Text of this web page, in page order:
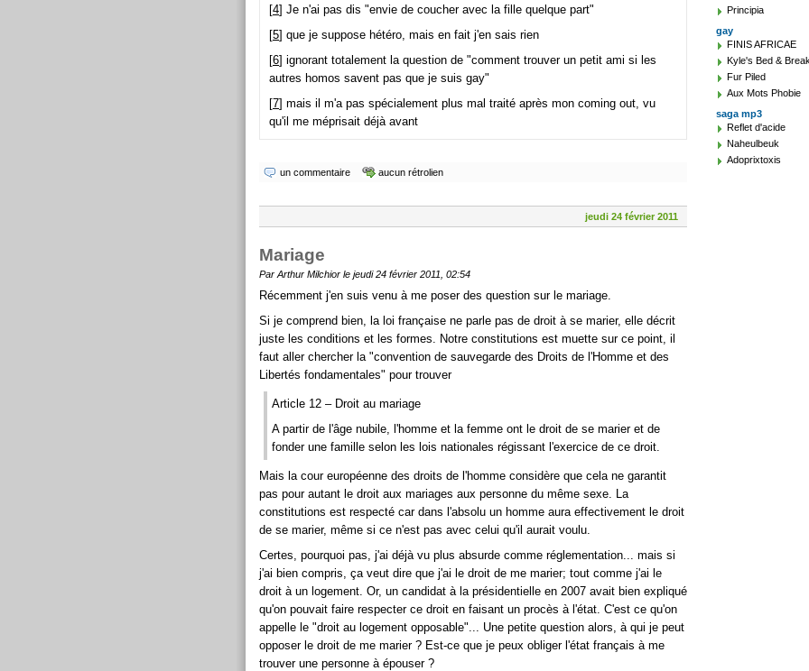
[4] Je n'ai pas dis "envie de coucher avec la fille quelque part"
[5] que je suppose hétéro, mais en fait j'en sais rien
[6] ignorant totalement la question de "comment trouver un petit ami si les
autres homos savent pas que je suis gay"
[7] mais il m'a pas spécialement plus mal traité après mon coming out, vu
qu'il me méprisait déjà avant
un commentaire aucun rétrolien
jeudi 24 février 2011
Mariage
Par Arthur Milchior le jeudi 24 février 2011, 02:54
Récemment j'en suis venu à me poser des question sur le mariage.
Si je comprend bien, la loi française ne parle pas de droit à se marier, elle décrit
juste les conditions et les formes. Notre constitutions est muette sur ce point, il
faut aller chercher la "convention de sauvegarde des Droits de l'Homme et des
Libertés fondamentales" pour trouver
Article 12 – Droit au mariage
A partir de l'âge nubile, l'homme et la femme ont le droit de se marier et de
fonder une famille selon les lois nationales régissant l'exercice de ce droit.
Mais la cour européenne des droits de l'homme considère que cela ne garantit
pas pour autant le droit aux mariages aux personne du même sexe. La
constitutions est respecté car dans l'absolu un homme aura effectivement le droit
de se marier, même si ce n'est pas avec celui qu'il aurait voulu.
Certes, pourquoi pas, j'ai déjà vu plus absurde comme réglementation... mais si
j'ai bien compris, ça veut dire que j'ai le droit de me marier; tout comme j'ai le
droit à un logement. Or, un candidat à la présidentielle en 2007 avait bien expliqué
qu'on pouvait faire respecter ce droit en faisant un procès à l'état. C'est ce qu'on
appelle le "droit au logement opposable"... Une petite question alors, à qui je peut
opposer le droit de me marier ? Est-ce que je peux obliger l'état français à me
trouver une personne à épouser ?
Principia
gay
FINIS AFRICAE
Kyle's Bed &
Fur Piled
Aux Mots Phobie
saga mp3
Reflet d'acide
Naheulbeuk
Adoprixtoxis